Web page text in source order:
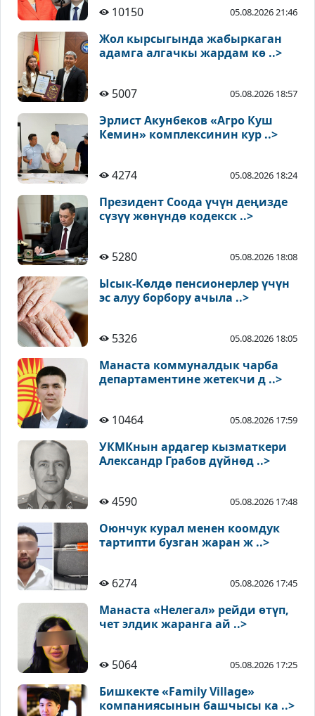
10150 05.08.2026 21:46
Жол кырсыгында жабыркаган
адамга алгачкы жардам кө ..>
5007 05.08.2026 18:57
Эрлист Акунбеков «Агро Куш
Кемин» комплексинин кур ..>
4274 05.08.2026 18:24
Президент Соода үчүн деңизде
сүзүү жөнүндө кодекск ..>
5280 05.08.2026 18:08
Ысык-Көлдө пенсионерлер үчүн
эс алуу борбору ачыла ..>
5326 05.08.2026 18:05
Манаста коммуналдык чарба
департаментине жетекчи д ..>
10464 05.08.2026 17:59
УКМКнын ардагер кызматкери
Александр Грабов дүйнөд ..>
4590 05.08.2026 17:48
Оюнчук курал менен коомдук
тартипти бузган жаран ж ..>
6274 05.08.2026 17:45
Манаста «Нелегал» рейди өтүп,
чет элдик жаранга ай ..>
5064 05.08.2026 17:25
Бишкекте «Family Village»
компаниясынын башчысы ка ..>